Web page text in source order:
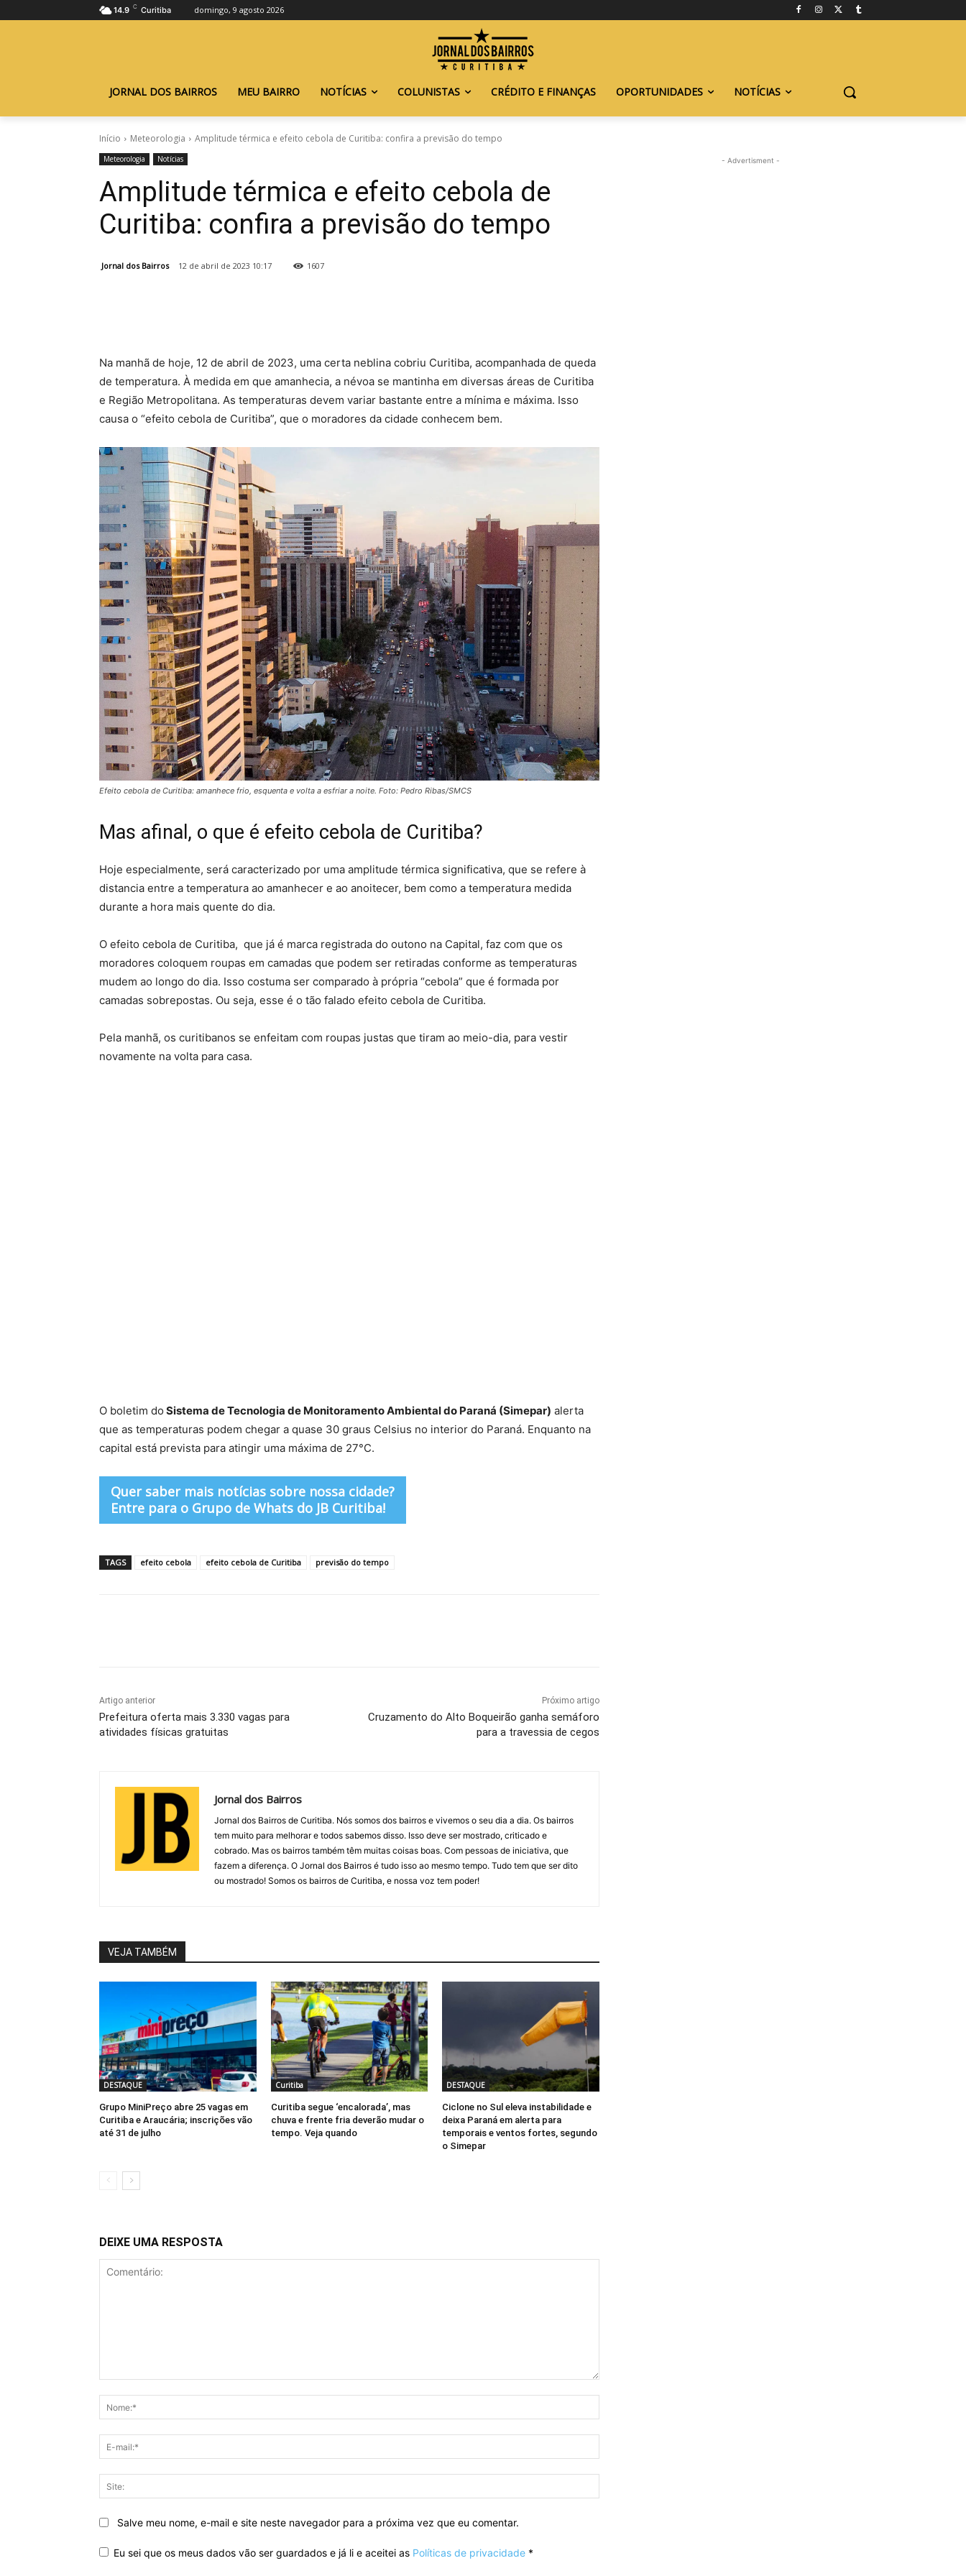
14.9 C Curitiba domingo, 9 agosto 2026
JORNAL DOS BAIRROS MEU BAIRRO NOTÍCIAS COLUNISTAS CRÉDITO E FINANÇAS OPORTUNIDADES NOTÍCIAS
Início Meteorologia Amplitude térmica e efeito cebola de Curitiba: confira a previsão do tempo
Meteorologia Notícias
Amplitude térmica e efeito cebola de
Curitiba: confira a previsão do tempo
Jornal dos Bairros 12 de abril de 2023 10:17 1607
Na manhã de hoje, 12 de abril de 2023, uma certa neblina cobriu Curitiba, acompanhada de queda
de temperatura. À medida em que amanhecia, a névoa se mantinha em diversas áreas de Curitiba
e Região Metropolitana. As temperaturas devem variar bastante entre a mínima e máxima. Isso
causa o “efeito cebola de Curitiba”, que o moradores da cidade conhecem bem.
Efeito cebola de Curitiba: amanhece frio, esquenta e volta a esfriar a noite. Foto: Pedro Ribas/SMCS
Mas afinal, o que é efeito cebola de Curitiba?
Hoje especialmente, será caracterizado por uma amplitude térmica significativa, que se refere à
distancia entre a temperatura ao amanhecer e ao anoitecer, bem como a temperatura medida
durante a hora mais quente do dia.
O efeito cebola de Curitiba, que já é marca registrada do outono na Capital, faz com que os
moradores coloquem roupas em camadas que podem ser retiradas conforme as temperaturas
mudem ao longo do dia. Isso costuma ser comparado à própria “cebola” que é formada por
camadas sobrepostas. Ou seja, esse é o tão falado efeito cebola de Curitiba.
Pela manhã, os curitibanos se enfeitam com roupas justas que tiram ao meio-dia, para vestir
novamente na volta para casa.
O boletim do Sistema de Tecnologia de Monitoramento Ambiental do Paraná (Simepar) alerta
que as temperaturas podem chegar a quase 30 graus Celsius no interior do Paraná. Enquanto na
capital está prevista para atingir uma máxima de 27°C.
Quer saber mais notícias sobre nossa cidade?
Entre para o Grupo de Whats do JB Curitiba!
TAGS efeito cebola efeito cebola de Curitiba previsão do tempo
Artigo anterior
Prefeitura oferta mais 3.330 vagas para
atividades físicas gratuitas
Próximo artigo
Cruzamento do Alto Boqueirão ganha semáforo
para a travessia de cegos
Jornal dos Bairros
Jornal dos Bairros de Curitiba. Nós somos dos bairros e vivemos o seu dia a dia. Os bairros
tem muito para melhorar e todos sabemos disso. Isso deve ser mostrado, criticado e
cobrado. Mas os bairros também têm muitas coisas boas. Com pessoas de iniciativa, que
fazem a diferença. O Jornal dos Bairros é tudo isso ao mesmo tempo. Tudo tem que ser dito
ou mostrado! Somos os bairros de Curitiba, e nossa voz tem poder!
VEJA TAMBÉM
DESTAQUE
Grupo MiniPreço abre 25 vagas em
Curitiba e Araucária; inscrições vão
até 31 de julho
Curitiba
Curitiba segue ‘encalorada’, mas
chuva e frente fria deverão mudar o
tempo. Veja quando
DESTAQUE
Ciclone no Sul eleva instabilidade e
deixa Paraná em alerta para
temporais e ventos fortes, segundo
o Simepar
DEIXE UMA RESPOSTA
mail:*
Salve meu nome, e-mail e site neste navegador para a próxima vez que eu comentar.
Eu sei que os meus dados vão ser guardados e já li e aceitei as Políticas de privacidade *
- Advertisment -